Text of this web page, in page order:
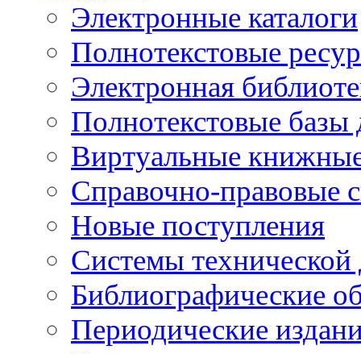
Электронные каталоги
Полнотекстовые
Электронная
Полнотекстовые
Виртуальные
Справочно-правовые
Новые поступления
Cистемы
Библиографические
Периодические